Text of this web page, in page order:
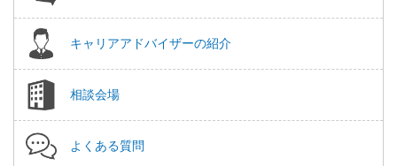
キャリアアドバイザーの紹介
相談会場
よくある質問